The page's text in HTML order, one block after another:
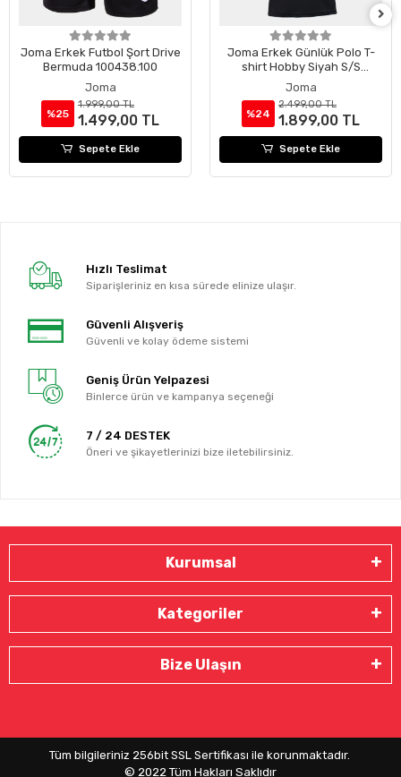
Joma Erkek Futbol Şort Drive
Bermuda 100438.100
Joma
%25
1.999,00 TL
1.499,00 TL
Sepete Ekle
Joma Erkek Günlük Polo T-
shirt Hobby Siyah S/S
100437.100
Joma
%24
2.499,00 TL
1.899,00 TL
Sepete Ekle
Hızlı Teslimat
Siparişleriniz en kısa sürede elinize ulaşır.
Güvenli Alışveriş
Güvenli ve kolay ödeme sistemi
Geniş Ürün Yelpazesi
Binlerce ürün ve kampanya seçeneği
7 / 24 DESTEK
Öneri ve şikayetlerinizi bize iletebilirsiniz.
Kurumsal
Kategoriler
Bize Ulaşın
Tüm bilgileriniz 256bit SSL Sertifikası ile korunmaktadır.
© 2022 Tüm Hakları Saklıdır